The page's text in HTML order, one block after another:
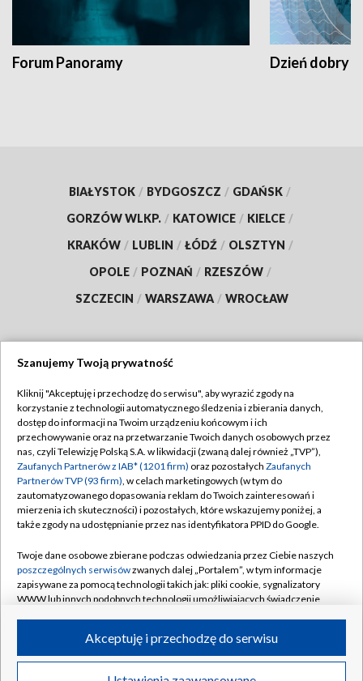
Forum Panoramy Dzień dobry
BIAŁYSTOK / BYDGOSZCZ / GDAŃSK /
GORZÓW WLKP. / KATOWICE / KIELCE /
KRAKÓW / LUBLIN / ŁÓDŹ / OLSZTYN /
OPOLE / POZNAŃ / RZESZÓW /
SZCZECIN / WARSZAWA / WROCŁAW
TVP
Abonament TVP
Emisja w TVP
Centrum informacji TVP
Naziemna Telewizja Cyfrowa
Rada Programowa
System NOS
Informacje o nadawcy
Program dla prasy
Regulamin TVP
Polityka prywatności
Moje zgody
Pomoc
Kontakt
Kanały
©2026 Telewizja Polska S.A. w likwidacji
Szanujemy Twoją prywatność
Kliknij "Akceptuję i przechodzę do serwisu", aby wyrazić zgody na
korzystanie z technologii automatycznego śledzenia i zbierania danych,
dostęp do informacji na Twoim urządzeniu końcowym i ich
przechowywanie oraz na przetwarzanie Twoich danych osobowych przez
nas, czyli Telewizję Polską S.A. w likwidacji (zwaną dalej również „TVP”),
Zaufanych Partnerów z IAB* (1201 firm) oraz pozostałych Zaufanych
Partnerów TVP (93 firm), w celach marketingowych (w tym do
zautomatyzowanego dopasowania reklam do Twoich zainteresowań i
mierzenia ich skuteczności) i pozostałych, które wskazujemy poniżej, a
także zgody na udostępnianie przez nas identyfikatora PPID do Google.
Twoje dane osobowe zbierane podczas odwiedzania przez Ciebie naszych
poszczególnych serwisówzwanych dalej „Portalem”, w tym informacje
zapisywane za pomocą technologii takich jak: pliki cookie, sygnalizatory
WWW lub innych podobnych technologii umożliwiających świadczenie
ruchu w Internecie.
Twoje dane osobowe zbierane podczas odwiedzania przez Ciebie
Akceptuję i przechodzę do serwisu